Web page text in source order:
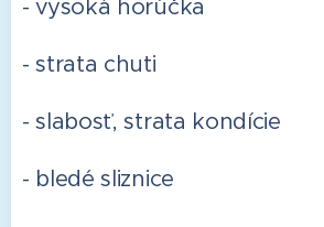
- vysoká horúčka
- strata chuti
- slabosť, strata kondície
- bledé sliznice